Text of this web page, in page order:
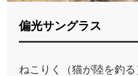
偏光サングラス
ねこりく（猫が陸を釣